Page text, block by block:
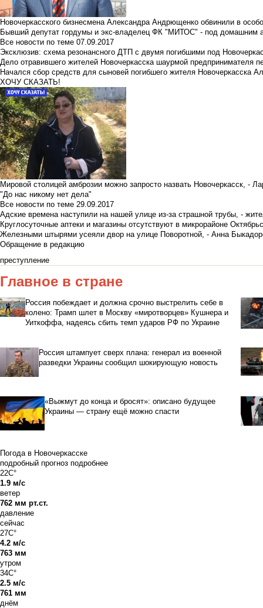
Новочеркасского бизнесмена Александра Андрющенко обвинили в
Бывший депутат гордумы и экс-владелец ФК "МИТОС" - под домашним
Все новости по теме 07.09.2017
Эксклюзив: схема резонансного ДТП с двумя погибшими под
Дело отравившего жителей Новочеркасска шаурмой предпринимателя
Начался сбор средств для сыновей погибшего жителя Новочеркасска
ХОЧУ СКАЗАТЬ!
Мировой столицей амброзии можно запросто назвать Новочеркасск, -
"До нас никому нет дела"
Все новости по теме 29.09.2017
Адские времена наступили на нашей улице из-за страшной трубы, -
Круглосуточные аптеки и магазины отсутствуют в микрорайоне
Железными штырями усеяли двор на улице Поворотной, - Анна
Обращение в редакцию
преступление
Главное в стране
Россия побеждает и должна срочно выстрелить себе в
колено: Трамп шлет в Москву «миротворцев» Кушнера и
Уиткоффа, надеясь сбить темп ударов РФ по Украине
Россия штампует сверх плана: генерал из военной
разведки Украины сообщил шокирующую новость
«Выжмут до конца и бросят»: описано будущее
Украины — страну ещё можно спасти
Погода в Новочеркасске
подробный прогноз подробнее
22C°
1.9 м/с
ветер
762 мм рт.ст.
давление
сейчас
27C°
4.2 м/с
763 мм
утром
34C°
2.5 м/с
761 мм
днём